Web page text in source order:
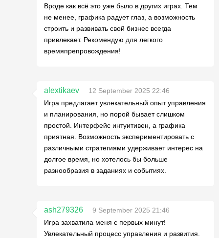
Вроде как всё это уже было в других играх. Тем
не менее, графика радует глаз, а возможность
строить и развивать свой бизнес всегда
привлекает. Рекомендую для легкого
времяпрепровождения!
alextikaev
12 September 2025 22:46
Игра предлагает увлекательный опыт управления
и планирования, но порой бывает слишком
простой. Интерфейс интуитивен, а графика
приятная. Возможность экспериментировать с
различными стратегиями удерживает интерес на
долгое время, но хотелось бы больше
разнообразия в заданиях и событиях.
ash279326
9 September 2025 21:46
Игра захватила меня с первых минут!
Увлекательный процесс управления и развития.